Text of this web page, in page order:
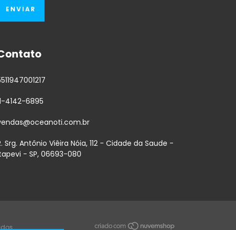
4142-6895
Srg. Antônio Viêira Nóia, 112 - Cidade da Saude -
- SP, 06693-080